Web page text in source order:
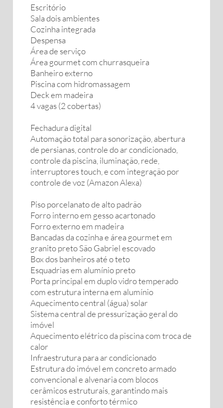
Escritório
Sala dois ambientes
Cozinha integrada
Despensa
Área de serviço
Área gourmet com churrasqueira
Banheiro externo
Piscina com hidromassagem
Deck em madeira
4 vagas (2 cobertas)
Fechadura digital
Automação total para sonorização, abertura
de persianas, controle do ar condicionado,
controle da piscina, iluminação, rede,
interruptores touch, e com integração por
controle de voz (Amazon Alexa)
Piso porcelanato de alto padrão
Forro interno em gesso acartonado
Forro externo em madeira
Bancadas da cozinha e área gourmet em
granito preto São Gabriel escovado
Box dos banheiros até o teto
Esquadrias em alumínio preto
Porta principal em duplo vidro temperado
com estrutura interna em alumínio
Aquecimento central (água) solar
Sistema central de pressurização geral do
imóvel
Aquecimento elétrico da piscina com troca de
calor
Infraestrutura para ar condicionado
Estrutura do imóvel em concreto armado
convencional e alvenaria com blocos
cerâmicos estruturais, garantindo mais
resistência e conforto térmico